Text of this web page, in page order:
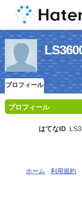
プロフィール
プロフィール
はてなID
ホーム - 利用規約 -